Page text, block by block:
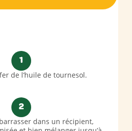
1
de l’huile de tournesol.
2
dans un récipient,